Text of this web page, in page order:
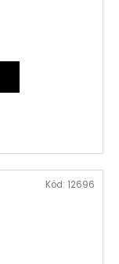
Kód: 12696